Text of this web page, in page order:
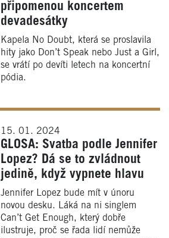
připomenou koncertem
devadesátky
Kapela No Doubt, která se proslavila
hity jako Don’t Speak nebo Just a Girl,
se vrátí po devíti letech na koncertní
pódia.
15. 01. 2024
GLOSA: Svatba podle Jennifer
Lopez? Dá se to zvládnout
jedině, když vypnete hlavu
Jennifer Lopez bude mít v únoru
novou desku. Láká na ni singlem
Can’t Get Enough, který dobře
ilustruje, proč se řada lidí nemůže